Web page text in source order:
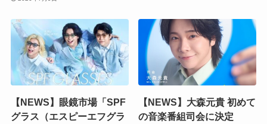
【NEWS】眼鏡市場「SPF
グラス（エスピーエフグラ
【NEWS】大森元貴 初めて
の音楽番組司会に決定